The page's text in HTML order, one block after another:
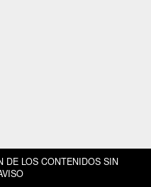
DE LOS CONTENIDOS SIN